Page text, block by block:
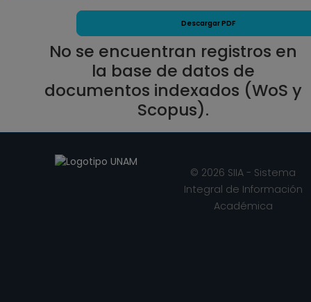
Desde 01-01-2008
(fecha inicial de
registros en el SIIA)
hasta 30-04-2009
Descargar PDF
No se encuentran registros en
la base de datos de
documentos indexados (WoS y
Scopus).
© 2026 SIIA - Sistema
Integral de Información
Académica